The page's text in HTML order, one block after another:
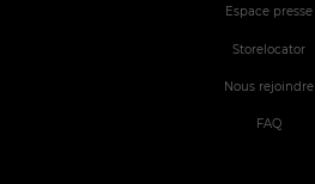
Espace presse
Storelocator
Nous rejoindre
FAQ